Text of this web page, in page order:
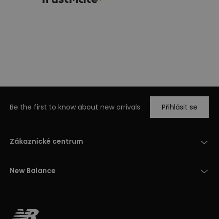
Be the first to know about new arrivals Přihlásit se
Zákaznické centrum
New Balance